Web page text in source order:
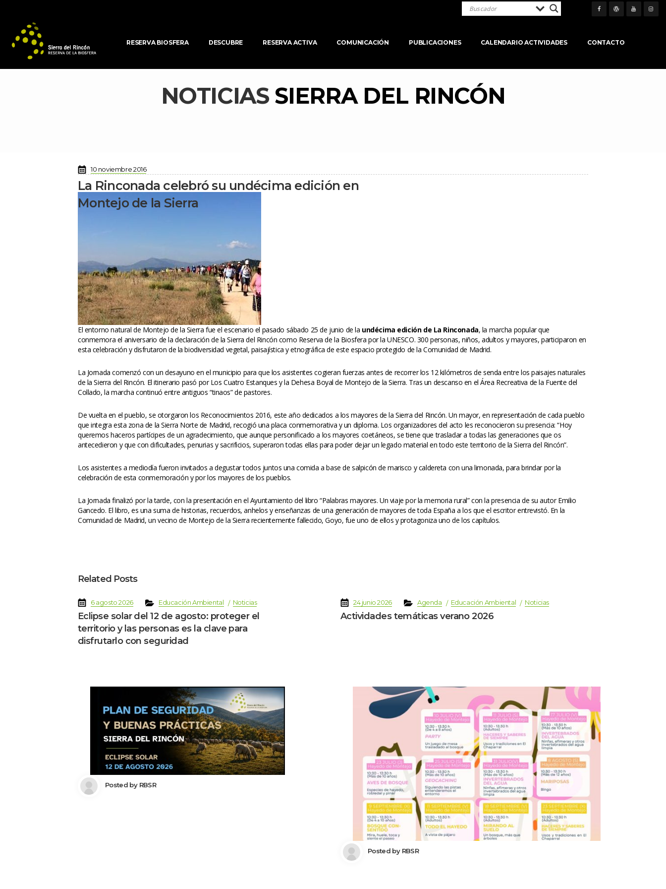
RESERVA BIOSFERA DESCUBRE RESERVA ACTIVA COMUNICACIÓN PUBLICACIONES CALENDARIO ACTIVIDADES CONTACTO
NOTICIAS SIERRA DEL RINCÓN
10 noviembre 2016
La Rinconada celebró su undécima edición en
Montejo de la Sierra
El entorno natural de Montejo de la Sierra fue el escenario el pasado sábado 25 de junio de la undécima edición de La Rinconada, la marcha popular que
conmemora el aniversario de la declaración de la Sierra del Rincón como Reserva de la Biosfera por la UNESCO. 300 personas, niños, adultos y mayores, participaron en
esta celebración y disfrutaron de la biodiversidad vegetal, paisajística y etnográfica de este espacio protegido de la Comunidad de Madrid.
La Jornada comenzó con un desayuno en el municipio para que los asistentes cogieran fuerzas antes de recorrer los 12 kilómetros de senda entre los paisajes naturales
de la Sierra del Rincón. El itinerario pasó por Los Cuatro Estanques y la Dehesa Boyal de Montejo de la Sierra. Tras un descanso en el Área Recreativa de la Fuente del
Collado, la marcha continuó entre antiguos “tinaos” de pastores.
De vuelta en el pueblo, se otorgaron los Reconocimientos 2016, este año dedicados a los mayores de la Sierra del Rincón. Un mayor, en representación de cada pueblo
que integra esta zona de la Sierra Norte de Madrid, recogió una placa conmemorativa y un diploma. Los organizadores del acto les reconocieron su presencia: “Hoy
queremos haceros partícipes de un agradecimiento, que aunque personificado a los mayores coetáneos, se tiene que trasladar a todas las generaciones que os
antecedieron y que con dificultades, penurias y sacrificios, superaron todas ellas para poder dejar un legado material en todo este territorio de la Sierra del Rincón”.
Los asistentes a mediodía fueron invitados a degustar todos juntos una comida a base de salpicón de marisco y caldereta con una limonada, para brindar por la
celebración de esta conmemoración y por los mayores de los pueblos.
La Jornada finalizó por la tarde, con la presentación en el Ayuntamiento del libro “Palabras mayores. Un viaje por la memoria rural” con la presencia de su autor Emilio
Gancedo. El libro, es una suma de historias, recuerdos, anhelos y enseñanzas de una generación de mayores de toda España a los que el escritor entrevistó. En la
Comunidad de Madrid, un vecino de Montejo de la Sierra recientemente fallecido, Goyo, fue uno de ellos y protagoniza uno de los capítulos.
Related Post
6 agosto 2026 Educación Ambiental Noticia
Eclipse solar del 12 de agosto: proteger el
territorio y las personas es la clave para
disfrutarlo con seguridad
Posted by RBSR
24 junio 2026 Agenda Educación Ambiental Noticia
Actividades temáticas verano 2026
Posted by RBSR